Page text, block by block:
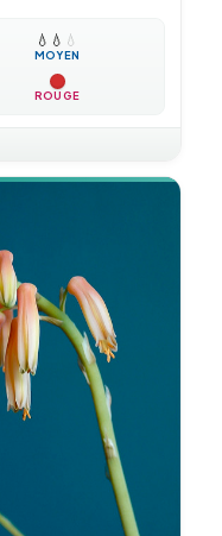
💧 💧 💧
MOYEN
ROUGE